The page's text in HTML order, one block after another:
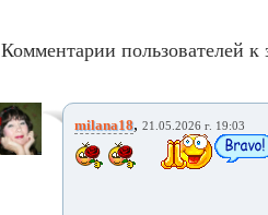
Комментарии пользователей к
milana18, 21.05.2026 г. 19:03